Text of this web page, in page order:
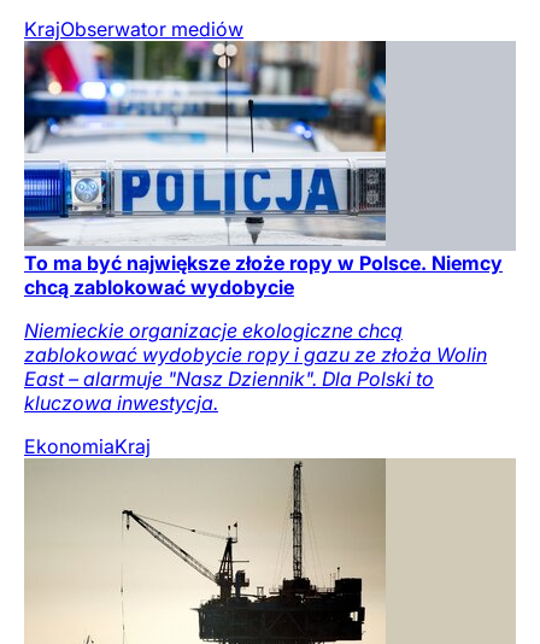
KrajObserwator mediów
To ma być największe złoże ropy w Polsce. Niemcy
chcą zablokować wydobycie
Niemieckie organizacje ekologiczne chcą
zablokować wydobycie ropy i gazu ze złoża Wolin
East – alarmuje "Nasz Dziennik". Dla Polski to
kluczowa inwestycja.
EkonomiaKraj